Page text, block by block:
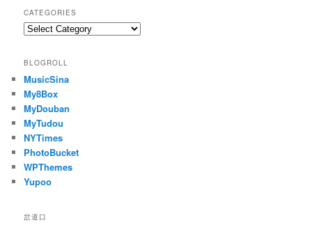
CATEGORIES
Categories
BLOGROLL
MusicSina
My8Box
MyDouban
MyTudou
NYTimes
PhotoBucket
WPThemes
Yupoo
岔道口